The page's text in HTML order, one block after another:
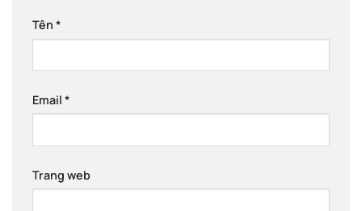
Tên *
Email *
Trang web